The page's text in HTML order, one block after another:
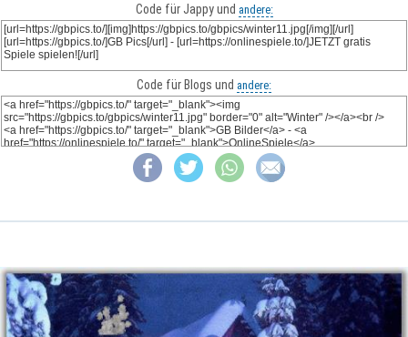
Code für Jappy und andere:
Code für Blogs und andere: